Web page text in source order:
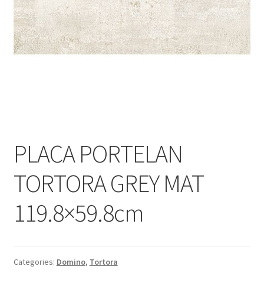
Informatii
Plata si Livrare
Magazin
Plată
PLACA PORTELAN
TORTORA GREY MAT
119.8×59.8cm
Categories: Domino, Tortora